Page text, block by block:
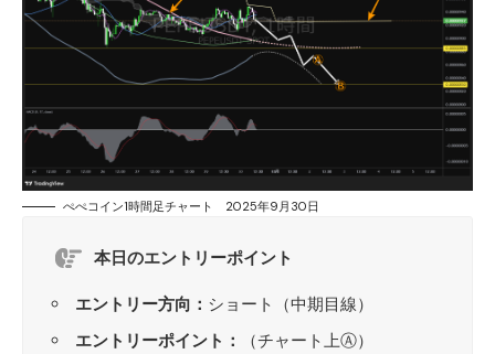
ぺぺコイン1時間足チャート 2025年9月30日
本日のエントリーポイント
エントリー方向： ショート（中期目線）
エントリーポイント：
（チャート上Ⓐ）